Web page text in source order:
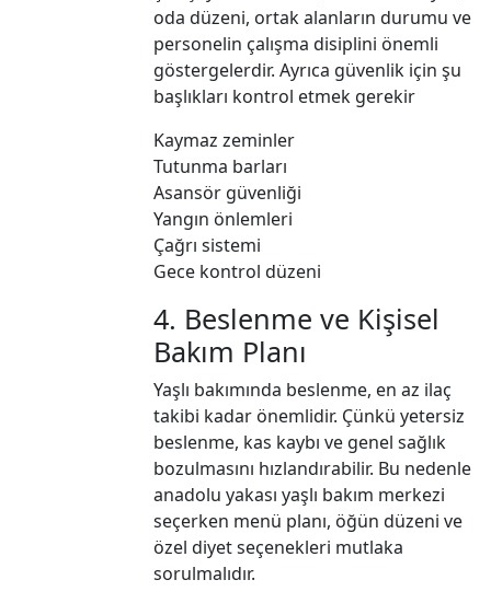
oda düzeni, ortak alanların durumu ve
personelin çalışma disiplini önemli
göstergelerdir. Ayrıca güvenlik için şu
başlıkları kontrol etmek gerekir
Kaymaz zeminler
Tutunma barları
Asansör güvenliği
Yangın önlemleri
Çağrı sistemi
Gece kontrol düzeni
4. Beslenme ve Kişisel
Bakım Planı
Yaşlı bakımında beslenme, en az ilaç
takibi kadar önemlidir. Çünkü yetersiz
beslenme, kas kaybı ve genel sağlık
bozulmasını hızlandırabilir. Bu nedenle
anadolu yakası yaşlı bakım merkezi
seçerken menü planı, öğün düzeni ve
özel diyet seçenekleri mutlaka
sorulmalıdır.